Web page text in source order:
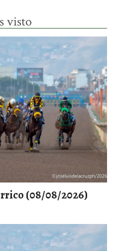
visto
(08/08/2026)